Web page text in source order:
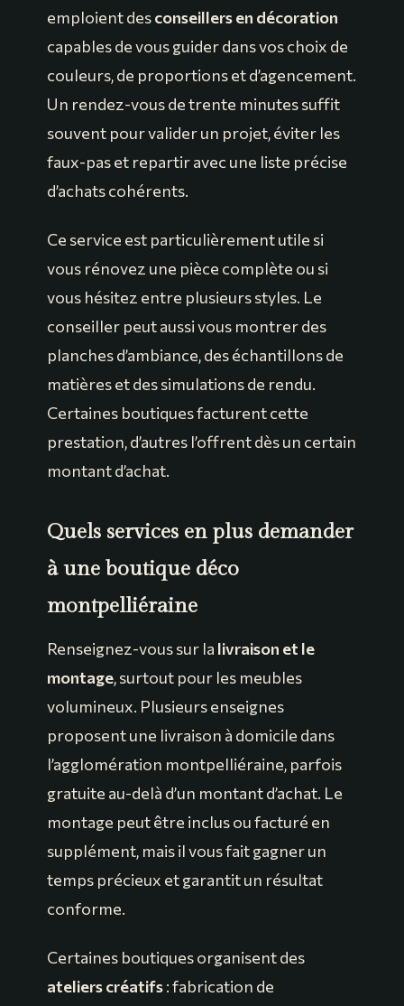
emploient desconseillers en décoration
capables de vous guider dans vos choix de
couleurs, de proportions et d’agencement.
Un rendez-vous de trente minutes suffit
souvent pour valider un projet, éviter les
faux-pas et repartir avec une liste précise
d’achats cohérents.
Ce service est particulièrement utile si
vous rénovez une pièce complète ou si
vous hésitez entre plusieurs styles. Le
conseiller peut aussi vous montrer des
planches d’ambiance, des échantillons de
matières et des simulations de rendu.
Certaines boutiques facturent cette
prestation, d’autres l’offrent dès un certain
montant d’achat.
Quels services en plus demander
à une boutique déco
montpelliéraine
Renseignez-vous sur la livraison et le
montage, surtout pour les meubles
volumineux. Plusieurs enseignes
proposent une livraison à domicile dans
l’agglomération montpelliéraine, parfois
gratuite au-delà d’un montant d’achat. Le
montage peut être inclus ou facturé en
supplément, mais il vous fait gagner un
temps précieux et garantit un résultat
conforme.
Certaines boutiques organisent des
ateliers créatifs: fabrication de